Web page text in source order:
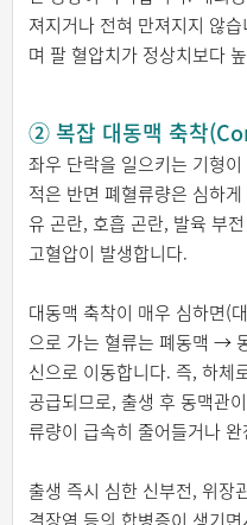
져지거나 전혀 만져지지 않
며 팔 혈압치가 정상치보다
② 복잡 대동맥 축착
좌우 단락을 일으키는 기형
적은 반면 폐혈류량은 심하
유 곤란, 호흡 곤란, 발육 부
고혈압이 발생합니다.
대동맥 축착이 매우 심하면(
으로 가는 혈류는 폐동맥 →
신으로 이동합니다. 즉, 하체
공급되므로, 출생 후 동맥관
류량이 급속히 줄어들거나
출생 즉시 심한 신부전, 위장
결장염 등의 합병증이 생기